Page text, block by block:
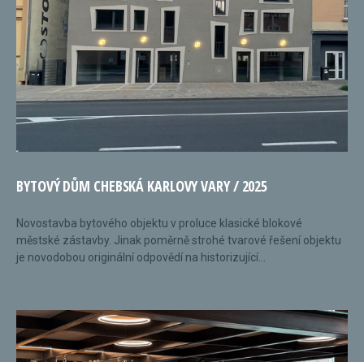
BYTOVÝ DŮM CHEBSKÁ KARLOVY VARY / 2025
Novostavba bytového objektu v proluce klasické blokové
městské zástavby. Jinak poměrně strohé tvarové řešení objektu
je novodobou originální odpovědí na historizující...